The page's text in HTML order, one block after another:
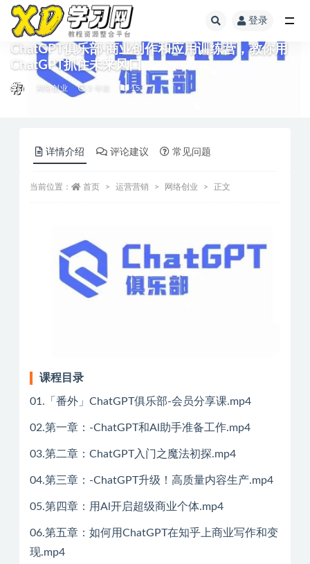
登录
ChatGPT俱乐部·商业创作和应用训练营，教你用
ChatGPT抓住未来风口
网络创业 3 年前 15
详情介绍 评论建议 常见问题
当前位置： 首页 运营营销 网络创业 正文
课程目录
01.「番外」ChatGPT俱乐部-会员分享课.mp4
02.第一章：-ChatGPT和Al助手准备工作.mp4
03.第二章：ChatGPT入门之魔法初探.mp4
04.第三章：-ChatGPT升级！高质量内容生产.mp4
05.第四章：用Al开启超级商业个体.mp4
06.第五章：如何用ChatGPT在知乎上商业写作和变
现.mp4